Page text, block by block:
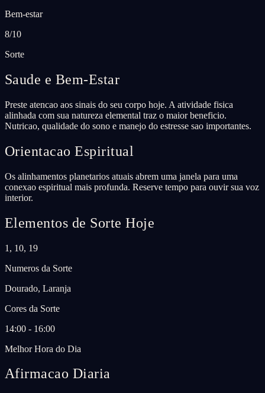
Bem-estar
8/10
Sorte
Saude e Bem-Estar
Preste atencao aos sinais do seu corpo hoje. A atividade fisica
alinhada com sua natureza elemental traz o maior beneficio.
Nutricao, qualidade do sono e manejo do estresse sao importantes.
Orientacao Espiritual
Os alinhamentos planetarios atuais abrem uma janela para uma
conexao espiritual mais profunda. Reserve tempo para ouvir sua voz
interior.
Elementos de Sorte Hoje
1, 10, 19
Numeros da Sorte
Dourado, Laranja
Cores da Sorte
14:00 - 16:00
Melhor Hora do Dia
Afirmacao Diaria